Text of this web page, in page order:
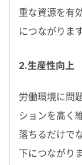
重な資源を有
につながります
2.生産性向上
労働環境に問
ションを高く
落ちるだけで
下につながり